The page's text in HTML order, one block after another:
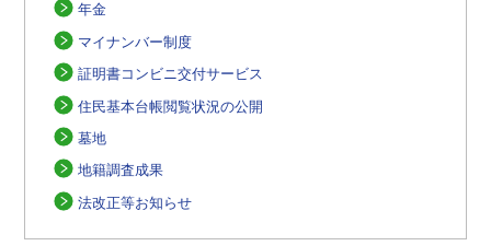
年金
マイナンバー制度
証明書コンビニ交付サービス
住民基本台帳閲覧状況の公開
墓地
地籍調査成果
法改正等お知らせ